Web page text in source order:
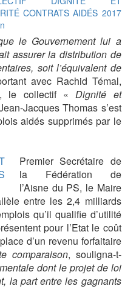
le Gouvernement lui a
assurer la distribution de
soit l’équivalent de
avec Rachid Témal,
le collectif «Dignité et
Jacques Thomas s’est
aidés supprimés par le
Premier Secrétaire de
la Fédération de
l’Aisne du PS, le Maire
entre les 2,4 milliards
qu’il qualifie d’utilité
pour l’Etat le coût
d’un revenu forfaitaire
comparaison, souligna-t-
dont le projet de loi
la part entre les gagnants